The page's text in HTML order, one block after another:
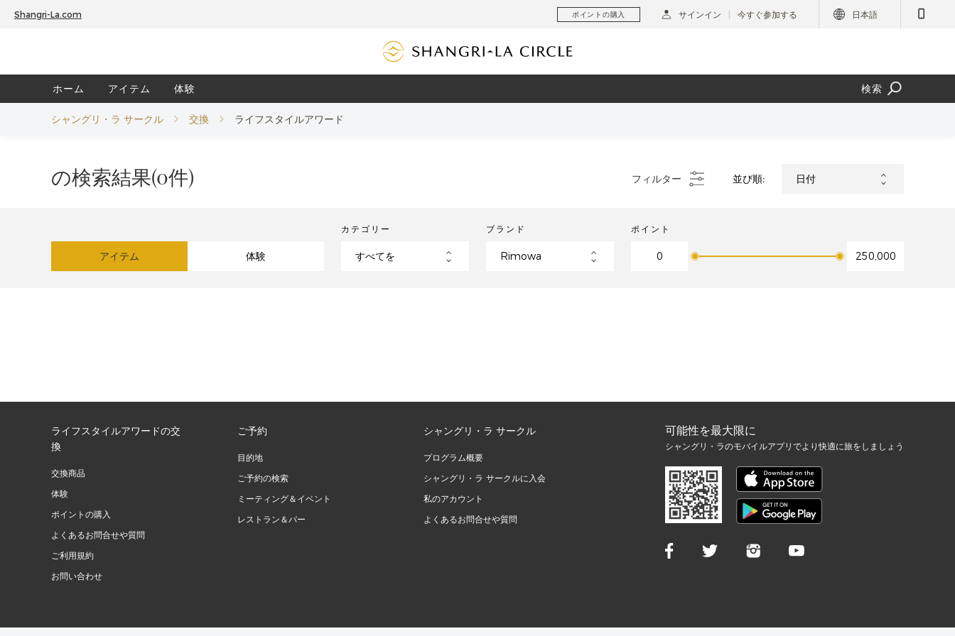
Shangri-La.com ポイントの購入 サインイン 今すぐ参加する 日本語
ホーム アイテム 体験 検索
シャングリ・ラ サークル 交換 ライフスタイルアワード
の検索結果(0件) フィルター 並び順:
アイテム 体験
カテゴリー ブランド ポイント
ライフスタイルアワードの交
換
交換商品
体験
ポイントの購入
よくあるお問合せや質問
ご利用規約
お問い合わせ
ご予約
目的地
ご予約の検索
ミーティング＆イベント
レストラン＆バー
シャングリ・ラ サークル
プログラム概要
シャングリ・ラ サークルに入会
私のアカウント
よくあるお問合せや質問
可能性を最大限に
シャングリ・ラのモバイルアプリでより快適に旅をしましょう